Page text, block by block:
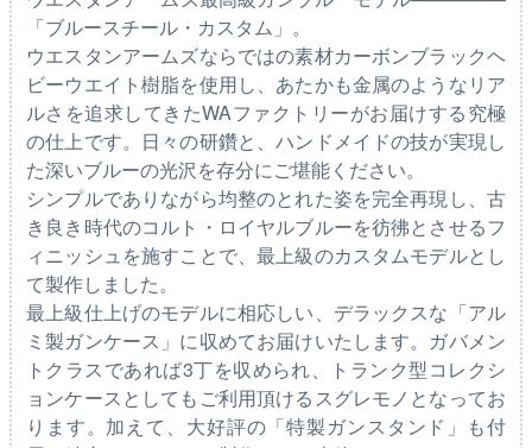
「ブルースチール・カスタム」。
ウエスタンアームズならではの素材カーボンブラックヘ
ビーウエイト樹脂を使用し、あたかも金属のようなリア
ルさを追求してきたWAファクトリーがお届けする究極
の仕上です。日々の研鑽と、ハンドメイドの技が実現し
た深いブルーの光沢を存分にご堪能ください。
シンプルでありながら均整のとれた姿を完全再現し、古
き良き時代のコルト・ロイヤルブルーを彷彿とさせるフ
ィニッシュを施すことで、最上級のカスタムモデルとし
て製作しました。
最上級仕上げのモデルに相応しい、デラックスな「アル
ミ製ガンケース」に収めてお届けいたします。ガバメン
トクラスであれば3丁を収められ、トランク型コレクシ
ョンケースとしてもご利用頂けるスグレモノとなってお
ります。加えて、大好評の「特製ガンスタンド」も付